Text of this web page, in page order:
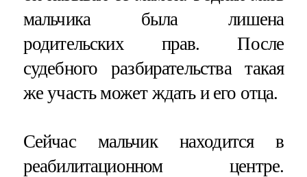
мальчика была лишена
родительских прав. После
судебного разбирательства такая
же участь может ждать и его отца.
Сейчас мальчик находится в
реабилитационном центре.